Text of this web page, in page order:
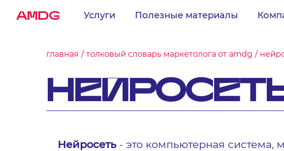
AMDG Услуги Полезные материалы
главная толковый словарь маркетолога от amdg
Нейросеть- это компьютерная система,